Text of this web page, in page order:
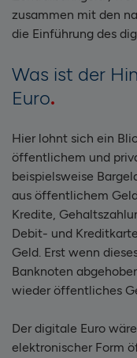
zusammen mit den
die Einführung des
Was ist der
Euro
Hier lohnt sich ein
öffentlichem und
beispielsweise
aus öffentlichem
Kredite,
Debit- und
Geld. Erst wenn
Banknoten
wieder öffentliches
Der digitale Euro
elektronischer Form